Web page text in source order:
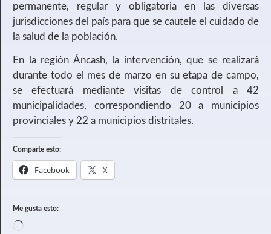
permanente, regular y obligatoria en las diversas
jurisdicciones del país para que se cautele el cuidado de
la salud de la población.
En la región Áncash, la intervención, que se realizará
durante todo el mes de marzo en su etapa de campo,
se efectuará mediante visitas de control a 42
municipalidades, correspondiendo 20 a municipios
provinciales y 22 a municipios distritales.
Comparte esto:
Facebook X
Me gusta esto: